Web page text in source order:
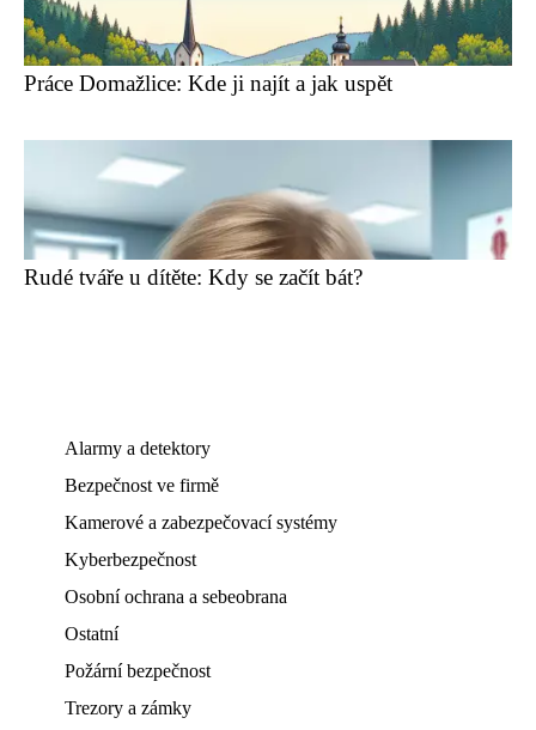
Práce Domažlice: Kde ji najít a jak uspět
Rudé tváře u dítěte: Kdy se začít bát?
Alarmy a detektory
Bezpečnost ve firmě
Kamerové a zabezpečovací systémy
Kyberbezpečnost
Osobní ochrana a sebeobrana
Ostatní
Požární bezpečnost
Trezory a zámky